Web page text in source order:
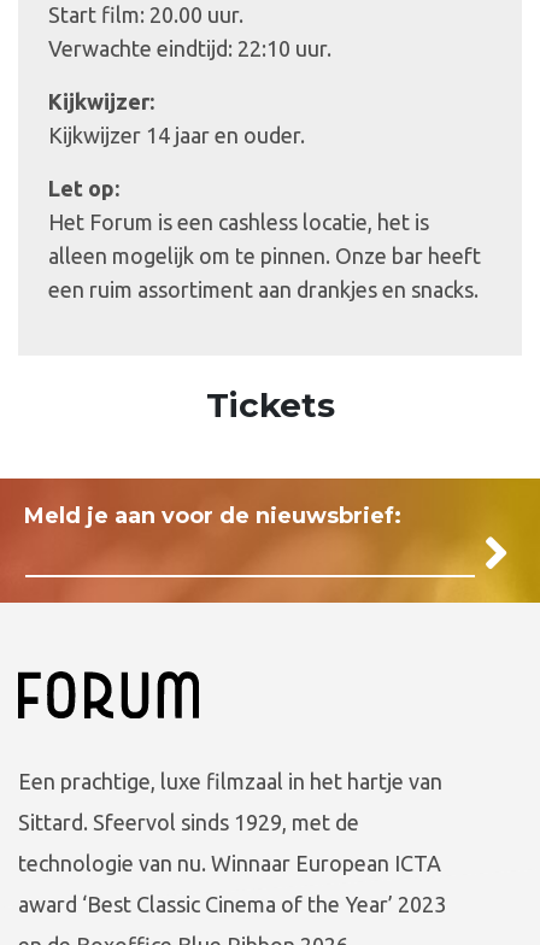
Start film: 20.00 uur.
Verwachte eindtijd: 22:10 uur.
Kijkwijzer:
Kijkwijzer 14 jaar en ouder.
Let op:
Het Forum is een cashless locatie, het is
alleen mogelijk om te pinnen. Onze bar heeft
een ruim assortiment aan drankjes en snacks.
Tickets
Meld je aan voor de nieuwsbrief:
Een prachtige, luxe filmzaal in het hartje van
Sittard. Sfeervol sinds 1929, met de
technologie van nu. Winnaar European ICTA
award ‘Best Classic Cinema of the Year’ 2023